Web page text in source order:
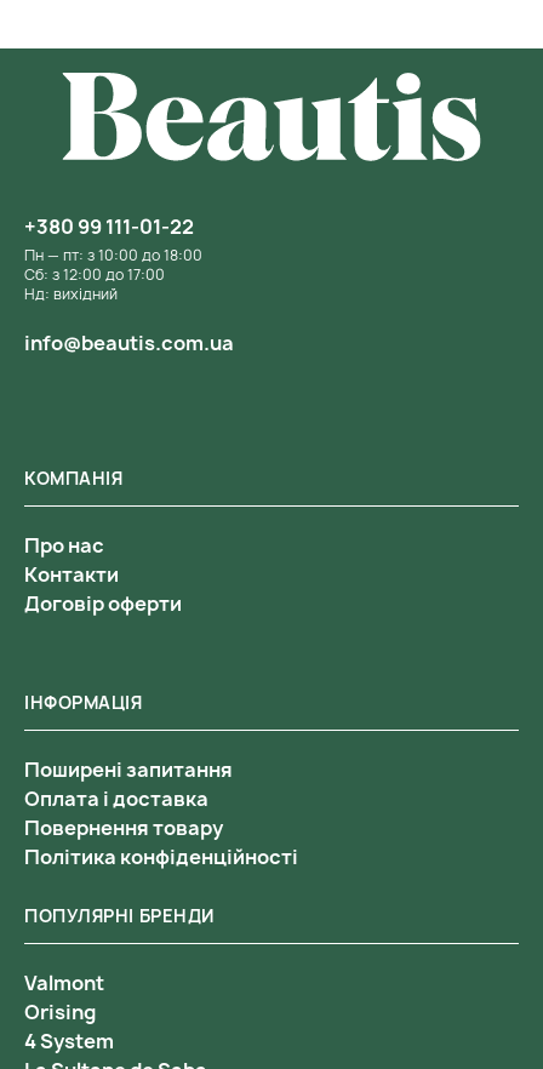
ІНФОРМАЦІЯ
Поширені запитання
Оплата і доставка
Повернення товару
Політика конфіденційності
КОМПАНІЯ
Про нас
Контакти
Договір оферти
ПОПУЛЯРНІ БРЕНДИ
Valmont
Orising
4 System
+380 99 111-01-22
Пн — пт: з 10:00 до 18:00
Сб: з 12:00 до 17:00
Нд: вихідний
info@beautis.com.ua